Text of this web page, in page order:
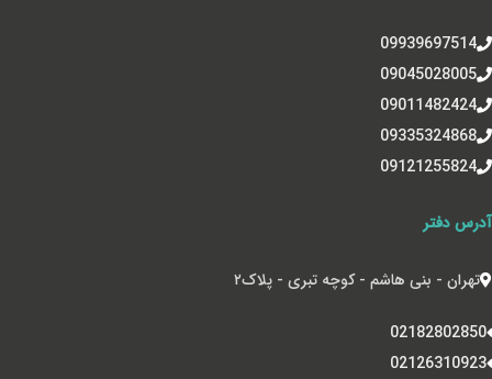
09939697514
09045028005
09011482424
09335324868
09121255824
آدرس دفتر
تهران - بنی هاشم - کوچه تبری - پلاک‌۲
02182802850
02126310923